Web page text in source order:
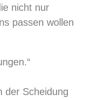
nicht nur
passen wollen
der Scheidung